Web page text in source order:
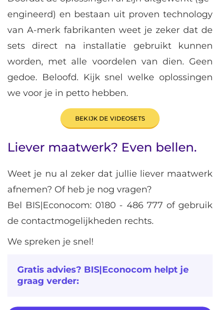
engineerd) en bestaan uit proven technology
van A-merk fabrikanten weet je zeker dat de
sets direct na installatie gebruikt kunnen
worden, met alle voordelen van dien. Geen
gedoe. Beloofd. Kijk snel welke oplossingen
we voor je in petto hebben.
BEKIJK DE VIDEOSETS
Liever maatwerk? Even bellen.
Weet je nu al zeker dat jullie liever maatwerk
afnemen? Of heb je nog vragen?
Bel BIS|Econocom: 0180 - 486 777 of gebruik
de contactmogelijkheden rechts.
We spreken je snel!
Gratis advies? BIS|Econocom helpt je
graag verder: